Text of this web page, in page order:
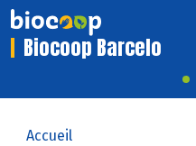
Biocoop Barcelo
Accueil